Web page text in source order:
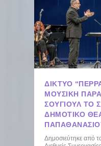
ΔΊΚΤΥΟ
ΜΟΥΣΙΚΉ
ΣΟΥΓΙΟΎΛ ΤΟ
ΔΗΜΟΤΙΚΌ
Δημοσιεύτηκε από